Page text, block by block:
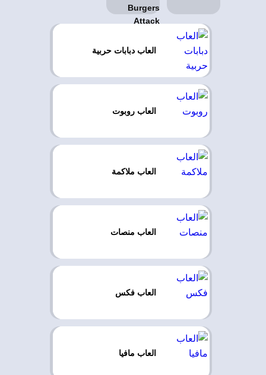
العاب دبابات حربية
العاب روبوت
العاب ملاكمة
العاب منصات
العاب فكس
العاب مافيا